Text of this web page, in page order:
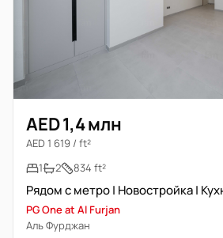
AED 1,4 млн
AED 1 619 / ft²
1
2 834 ft²
Рядом с метро | Новостройка |
PG One at Al Furjan
Аль Фурджан